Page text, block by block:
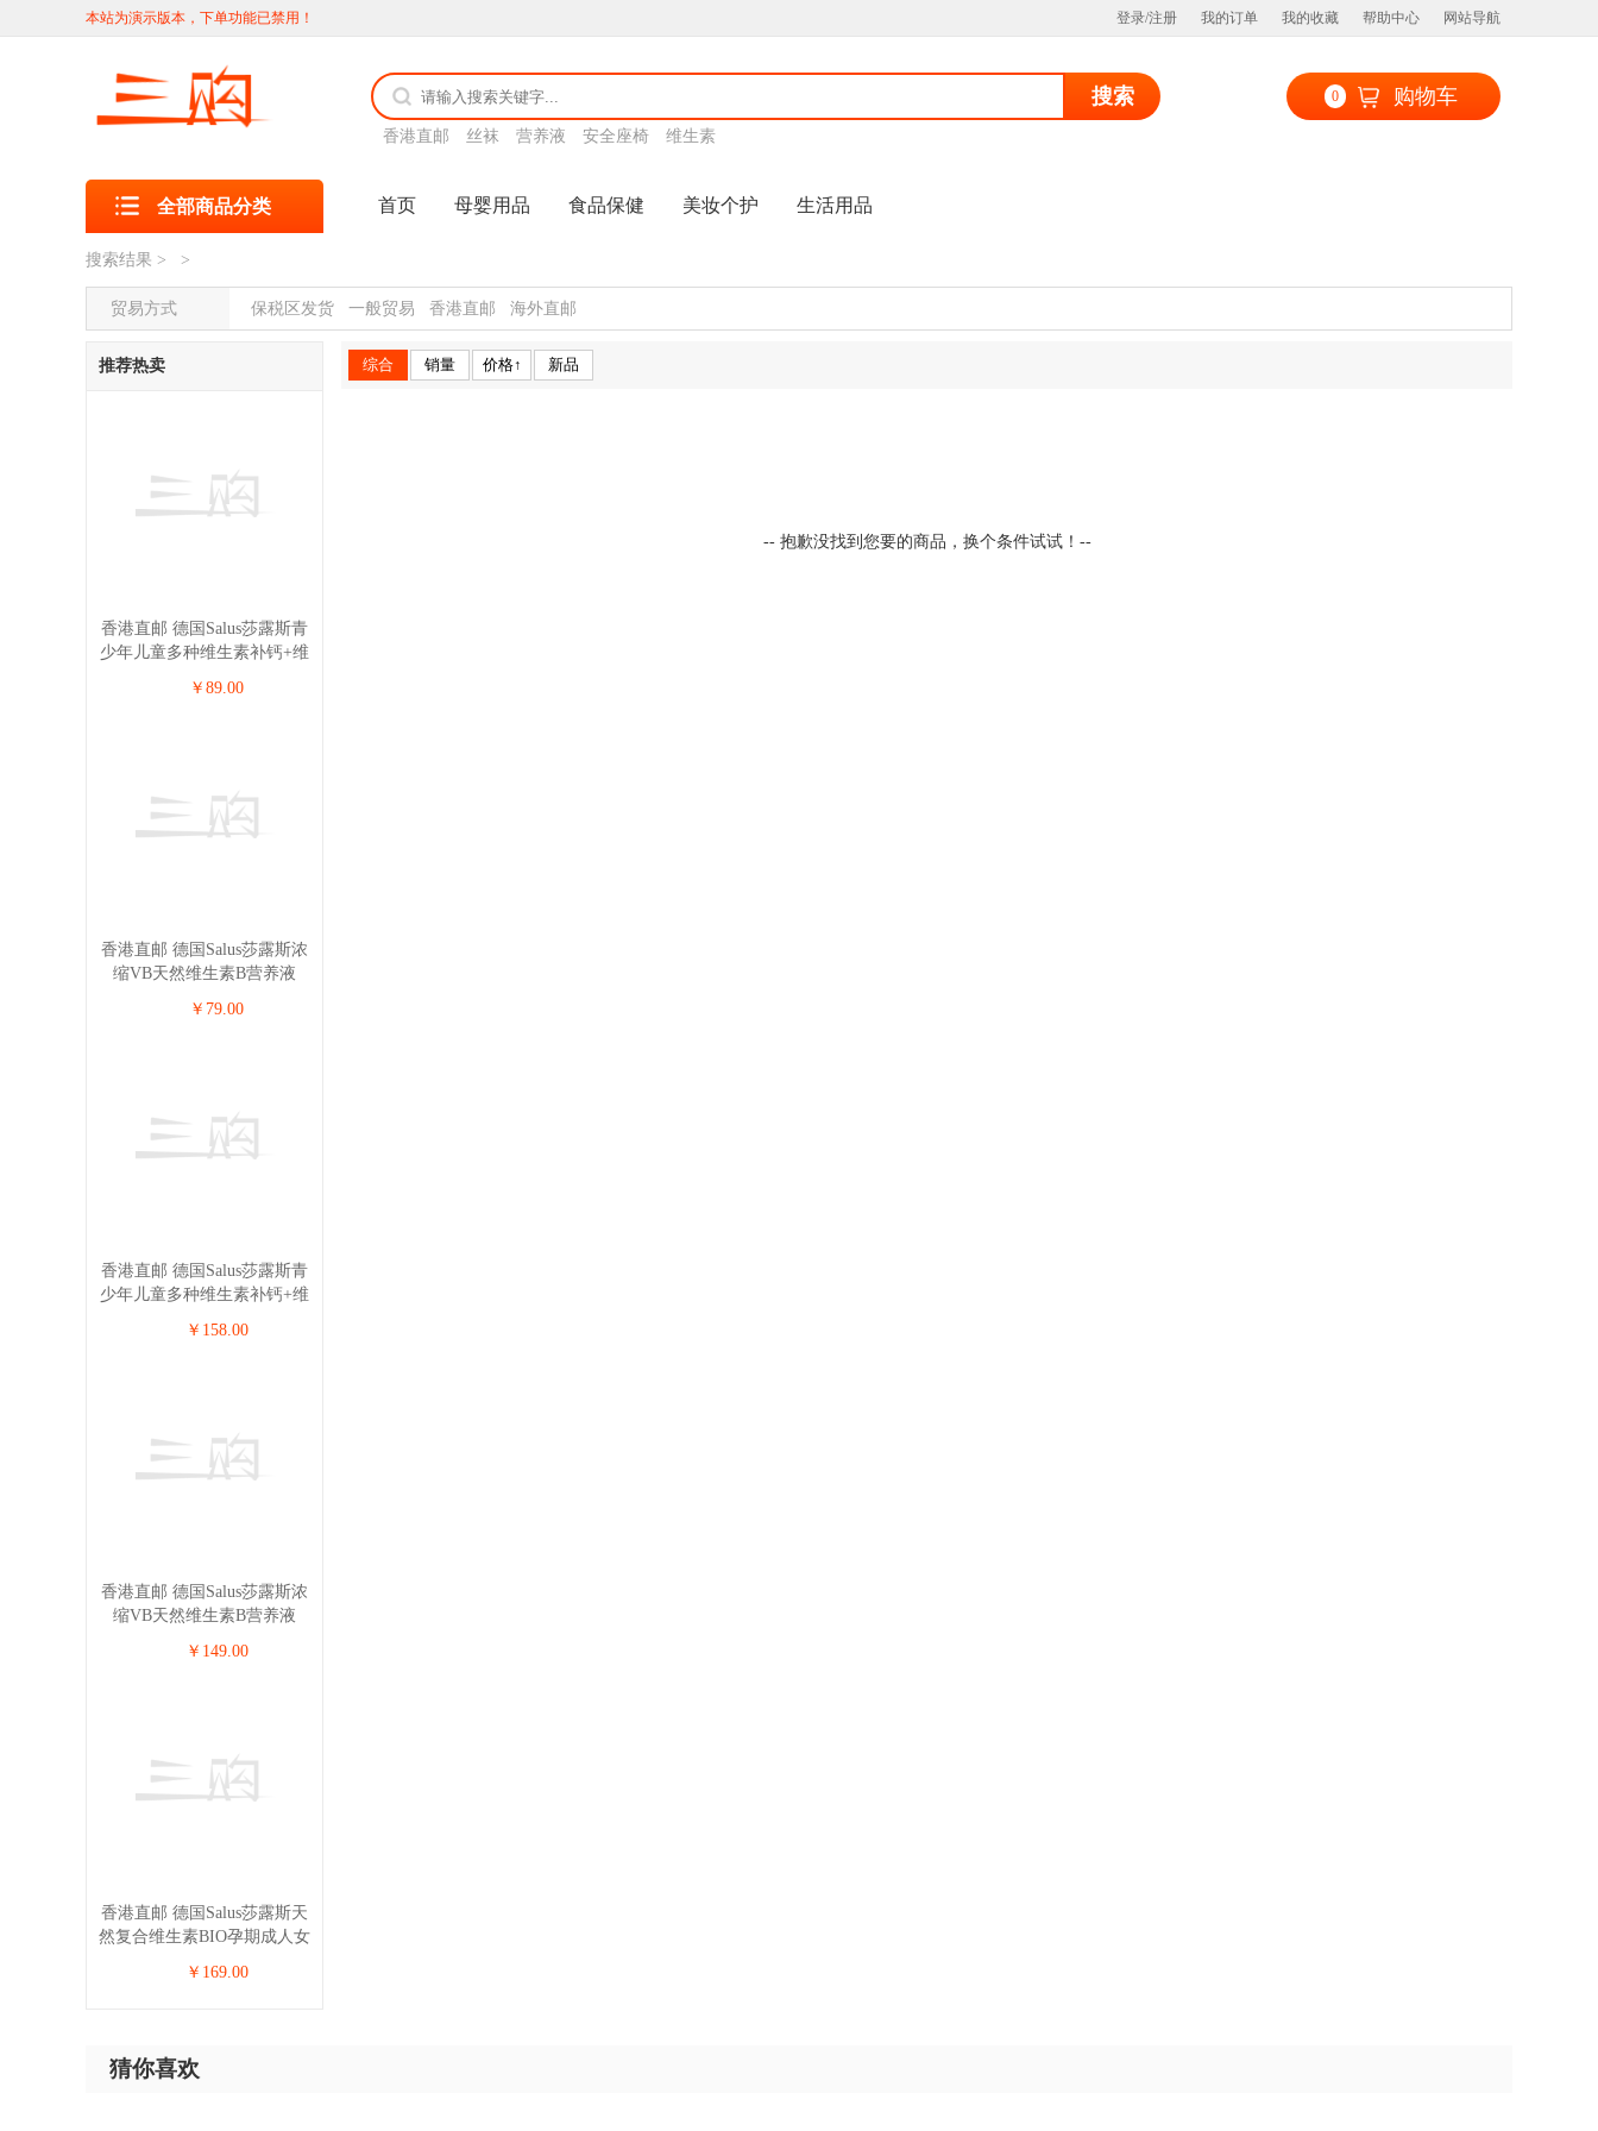
本站为演示版本，下单功能已禁用！ 登录/注册 我的订单 我的收藏 帮助中心 网站导航
搜索
香港直邮 丝袜 营养液 安全座椅 维生素
购物车
0
全部商品分类 首页 母婴用品 食品保健 美妆个护 生活用品
搜索结果 > >
贸易方式 保税区发货 一般贸易 香港直邮 海外直邮
推荐热卖
香港直邮 德国Salus莎露斯青
少年儿童多种维生素补钙+维
￥89.00
香港直邮 德国Salus莎露斯浓
缩VB天然维生素B营养液
￥79.00
香港直邮 德国Salus莎露斯青
少年儿童多种维生素补钙+维
￥158.00
香港直邮 德国Salus莎露斯浓
缩VB天然维生素B营养液
￥149.00
香港直邮 德国Salus莎露斯天
然复合维生素BIO孕期成人女
￥169.00
综合 销量 价格↑ 新品
-- 抱歉没找到您要的商品，换个条件试试！--
猜你喜欢